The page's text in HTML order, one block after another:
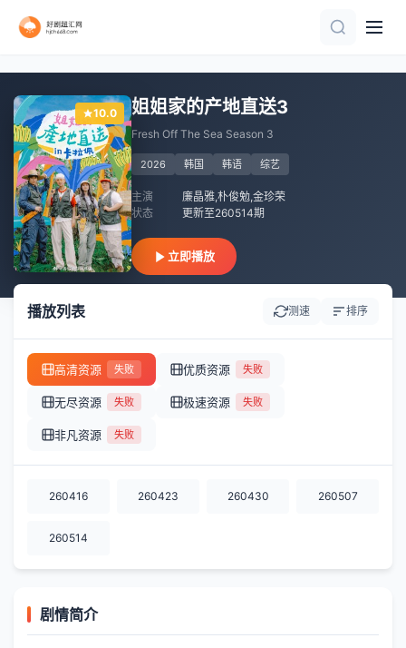
10.0 姐姐家的产地直送3
Fresh Off The Sea Season 3
2026 韩国 韩语 综艺
主演
廉晶雅,朴俊勉,金珍荣
状态
更新至260514期
立即播放
播放列表 测速 排序
高清资源 失败 优质资源 失败
无尽资源 失败 极速资源 失败
非凡资源 失败
260416 260423 260430 260507
260514
剧情简介
已完结 共2期
第6期
更新至02期
全4集
更新至20260715第30期
更新至02集
连载中 连载到5集
更新至20260730期
全08集
第7集